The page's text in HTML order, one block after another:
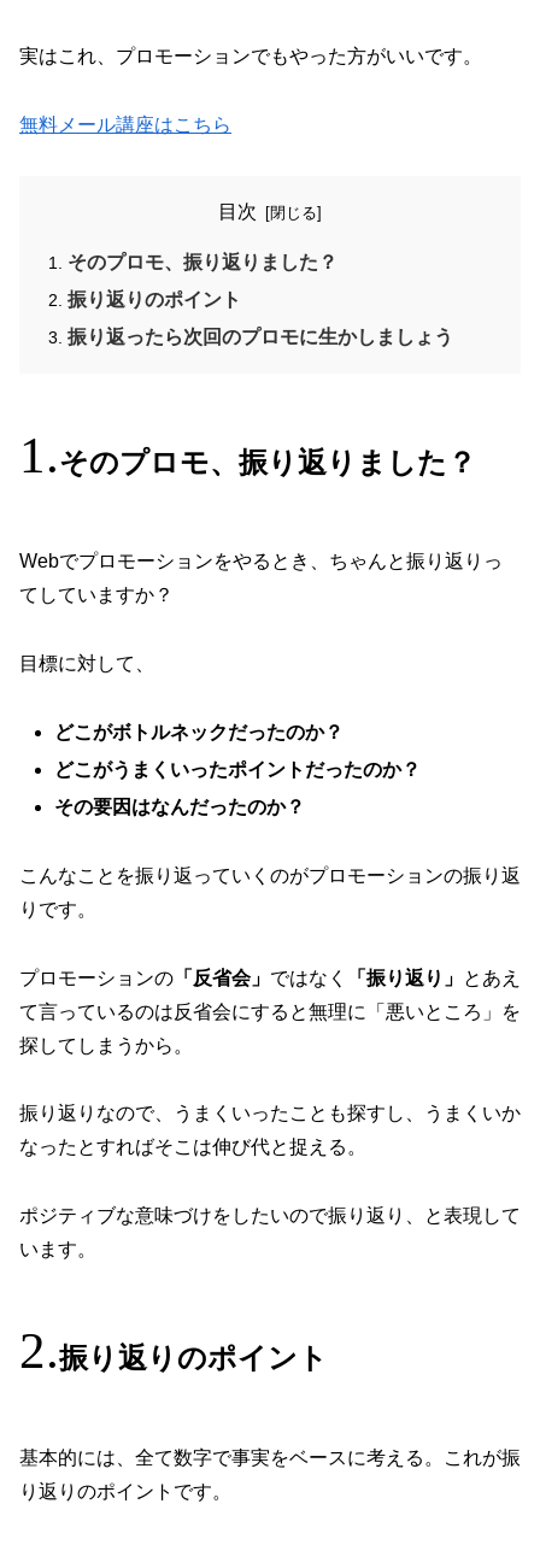
実はこれ、プロモーションでもやった方がいいです。
無料メール講座はこちら
目次
そのプロモ、振り返りました？
振り返りのポイント
振り返ったら次回のプロモに生かしましょう
そのプロモ、振り返りました？
Webでプロモーションをやるとき、ちゃんと振り返りっ
てしていますか？
目標に対して、
どこがボトルネックだったのか？
どこがうまくいったポイントだったのか？
その要因はなんだったのか？
こんなことを振り返っていくのがプロモーションの振り返
りです。
プロモーションの 「反省会」 ではなく 「振り返り」 とあえ
て言っているのは反省会にすると無理に「悪いところ」を
探してしまうから。
振り返りなので、うまくいったことも探すし、うまくいか
なったとすればそこは伸び代と捉える。
ポジティブな意味づけをしたいので振り返り、と表現して
います。
振り返りのポイント
基本的には、全て数字で事実をベースに考える。これが振
り返りのポイントです。